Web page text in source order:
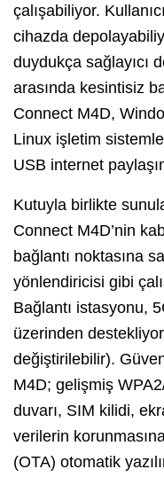
çalışabiliyor.
cihazda
duydukça sağlayıcı
arasında kesintisiz
Connect M4D,
Linux işletim
USB internet
Kutuyla birlikte
Connect M4D’nin
bağlantı noktasına
yönlendiricisi gibi
Bağlantı istasyonu,
üzerinden
değiştirilebilir).
M4D; gelişmiş
duvarı, SIM kilidi,
verilerin
(OTA) otomatik